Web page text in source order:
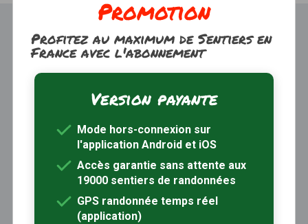
Trouver une randonnée À propos
Inscription / Connexion
Abonnement Rando+ Calendrier randos
Sites partenaires Contactez-nous
Promotion
Profitez au maximum de Sentiers en
France avec l'abonnement
Version payante
Mode hors-connexion sur
l'application Android et iOS
Accès garantie sans attente aux
19000 sentiers de randonnées
GPS randonnée temps réel
(application)